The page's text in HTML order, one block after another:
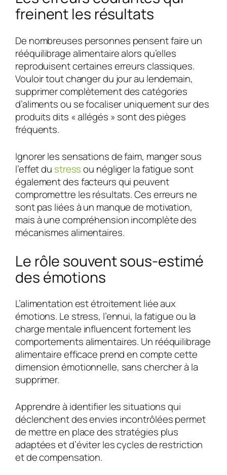
freinent les résultats
De nombreuses personnes pensent faire un
rééquilibrage alimentaire alors qu’elles
reproduisent certaines erreurs classiques.
Vouloir tout changer du jour au lendemain,
supprimer complètement des catégories
d’aliments ou se focaliser uniquement sur des
produits dits « allégés » sont des pièges
fréquents.
Ignorer les sensations de faim, manger sous
l’effet du stressou négliger la fatigue sont
également des facteurs qui peuvent
compromettre les résultats. Ces erreurs ne
sont pas liées à un manque de motivation,
mais à une compréhension incomplète des
mécanismes alimentaires.
Le rôle souvent sous-estimé
des émotions
L’alimentation est étroitement liée aux
émotions. Le stress, l’ennui, la fatigue ou la
charge mentale influencent fortement les
comportements alimentaires. Un rééquilibrage
alimentaire efficace prend en compte cette
dimension émotionnelle, sans chercher à la
supprimer.
Apprendre à identifier les situations qui
déclenchent des envies incontrôlées permet
de mettre en place des stratégies plus
adaptées et d’éviter les cycles de restriction
et de compensation.